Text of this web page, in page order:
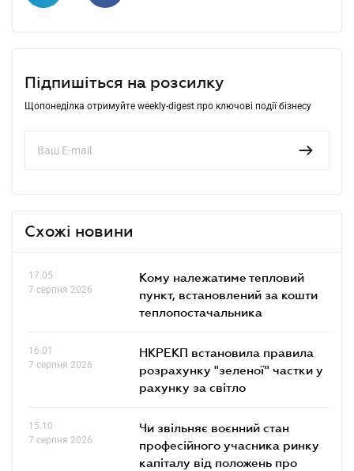
Підпишіться на розсилку
Щопонеділка отримуйте weekly-digest про ключові події бізнесу
Схожі новини
17.05
7 серпня 2026
Кому належатиме тепловий
пункт, встановлений за кошти
теплопостачальника
16.01
7 серпня 2026
НКРЕКП встановила правила
розрахунку "зеленої" частки у
рахунку за світло
15.10
7 серпня 2026
Чи звільняє воєнний стан
професійного учасника ринку
капіталу від положень про